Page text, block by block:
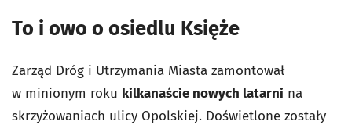
To i owo o osiedlu Księże
Zarząd Dróg i Utrzymania Miasta zamontował
w minionym roku kilkanaście nowych latarni na
skrzyżowaniach ulicy Opolskiej. Doświetlone zostały